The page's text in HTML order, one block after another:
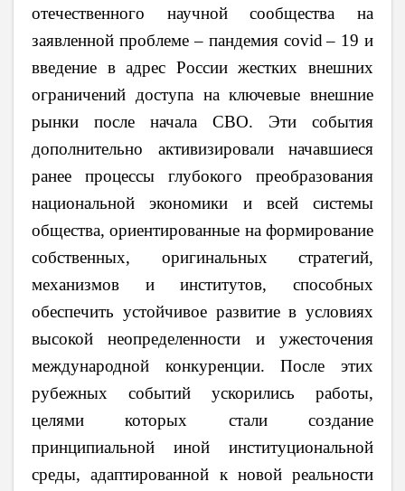
отечественного научной сообщества на
заявленной проблеме – пандемия covid – 19 и
введение в адрес России жестких внешних
ограничений доступа на ключевые внешние
рынки после начала СВО. Эти события
дополнительно активизировали начавшиеся
ранее процессы глубокого преобразования
национальной экономики и всей системы
общества, ориентированные на формирование
собственных, оригинальных стратегий,
механизмов и институтов, способных
обеспечить устойчивое развитие в условиях
высокой неопределенности и ужесточения
международной конкуренции. После этих
рубежных событий ускорились работы,
целями которых стали создание
принципиальной иной институциональной
среды, адаптированной к новой реальности